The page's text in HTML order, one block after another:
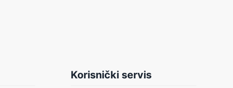
Korisnički servis